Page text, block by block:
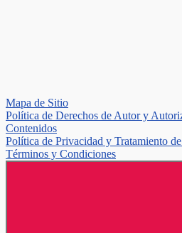
Mapa de Sitio
Política de Derechos de Autor y
Contenidos
Política de Privacidad y Tratamiento
Términos y Condiciones